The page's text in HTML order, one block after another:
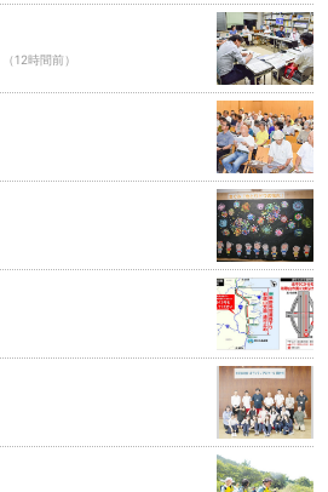
（12時間前）